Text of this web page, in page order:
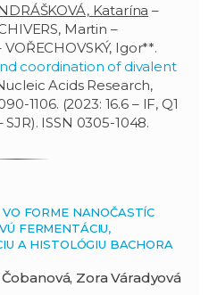
Katarína –
Martin –
VOŘECHOVSKÝ, Igor**.
coordination of divalent
Acids Research,
1106. (2023: 16.6 – IF, Q1
SJR). ISSN 0305-1048.
FORME NANOČASTÍC
FERMENTÁCIU,
A HISTOLÓGIU BACHORA
Zora Váradyová